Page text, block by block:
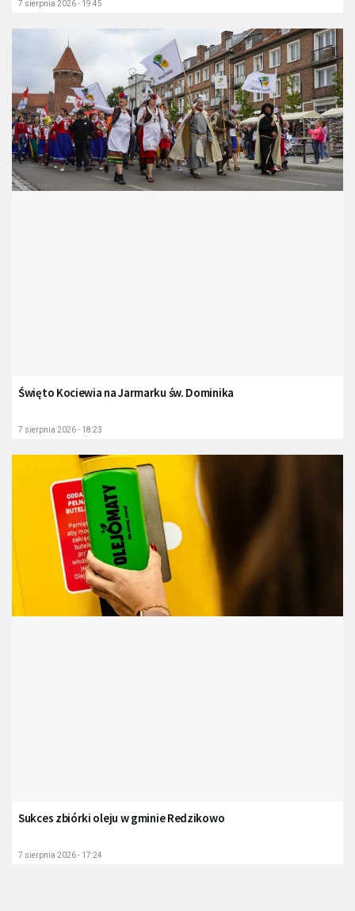
7 sierpnia 2026 - 19:45
Święto Kociewia na Jarmarku św. Dominika
7 sierpnia 2026 - 18:23
Sukces zbiórki oleju w gminie Redzikowo
7 sierpnia 2026 - 17:24